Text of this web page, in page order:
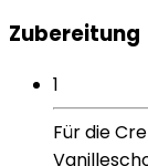
Zubereitung
1
Für die